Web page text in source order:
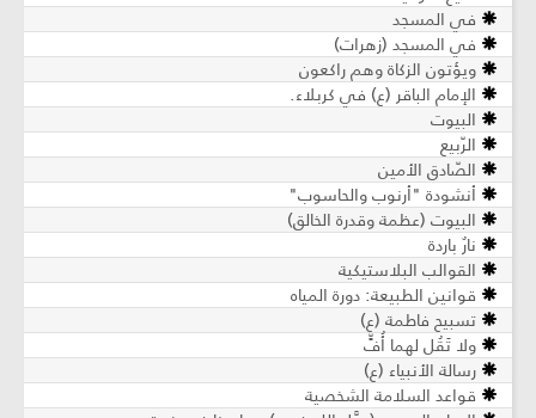
في المسجد
في المسجد (زهرات)
ويؤتون الزكاة وهم راكعون
الإمام الباقر (ع) في كربلاء.
البيوت
الرّبيع
الصّادق الأمين
أنشودة "أرنوب والحاسوب"
البيوت (عظمة وقدرة الخالق)
نارٌ باردة
القوالب البلاستيكية
قوانين الطبيعة: دورة المياه
تسبيح فاطمة (ع)
ولا تَقُل لهما أُفٍّ
رسالة الأنبياء (ع)
قواعد السلامة الشخصية